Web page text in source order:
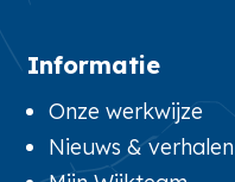
Informatie
Onze werkwijze
Nieuws & verhalen